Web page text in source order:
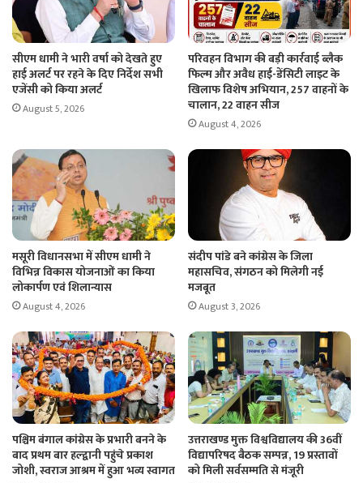
सीएम धामी ने भारी वर्षा को देखते हुए
हाई अलर्ट पर रहने के दिए निर्देश सभी
एजेंसी को किया अलर्ट
August 5, 2026
परिवहन विभाग की बड़ी कार्रवाई ब्लैक
फिल्म और अवैध हाई-डेंसिटी लाइट के
खिलाफ विशेष अभियान, 257 वाहनों के
चालान, 22 वाहन सीज
August 4, 2026
मसूरी विधानसभा में सीएम धामी ने
विभिन्न विकास योजनाओं का किया
लोकार्पण एवं शिलान्यास
August 4, 2026
संदीप पांडे बने कांग्रेस के जिला
महासचिव, संगठन को मिलेगी नई
मजबूत
August 3, 2026
पश्चिम बंगाल कांग्रेस के प्रभारी बनने के
बाद प्रथम बार हल्द्वानी पहुंचे प्रकाश
जोशी, स्वराज आश्रम में हुआ भव्य स्वागत
उत्तराखण्ड मुक्त विश्वविद्यालय की 36वीं
विद्यापरिषद बैठक सम्पन्न, 19 प्रस्तावों
को मिली सर्वसम्मति से मंजूरी